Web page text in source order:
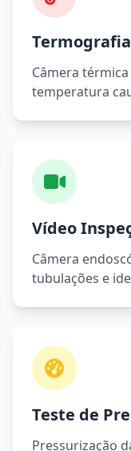
Termografia
Câmera
temperatura
Vídeo
Câmera
tubulações e
Teste de
Pressurização